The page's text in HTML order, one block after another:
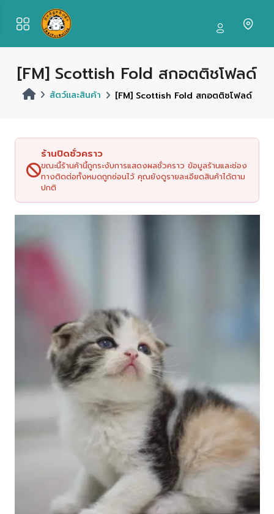
[FM] Scottish Fold สกอตติชโฟลด์
สัตว์และสินค้า [FM] Scottish Fold สกอตติชโฟลด์
ร้านปิดชั่วคราว
ขณะนี้ร้านค้านี้ถูกระงับการแสดงผลชั่วคราว ข้อมูลร้านและช่อง
ทางติดต่อทั้งหมดถูกซ่อนไว้ คุณยังดูรายละเอียดสินค้าได้ตาม
ปกติ